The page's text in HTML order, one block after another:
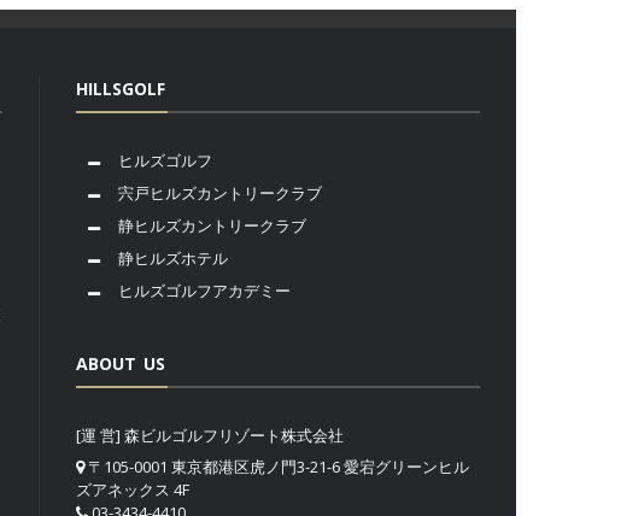
HILLSGOLF
ヒルズゴルフ
宍戸ヒルズカントリークラブ
静ヒルズカントリークラブ
静ヒルズホテル
ヒルズゴルフアカデミー
ABOUT US
[運 営] 森ビルゴルフリゾート株式会社
〒105-0001 東京都港区虎ノ門3-21-6 愛宕グリーンヒル
ズアネックス 4F